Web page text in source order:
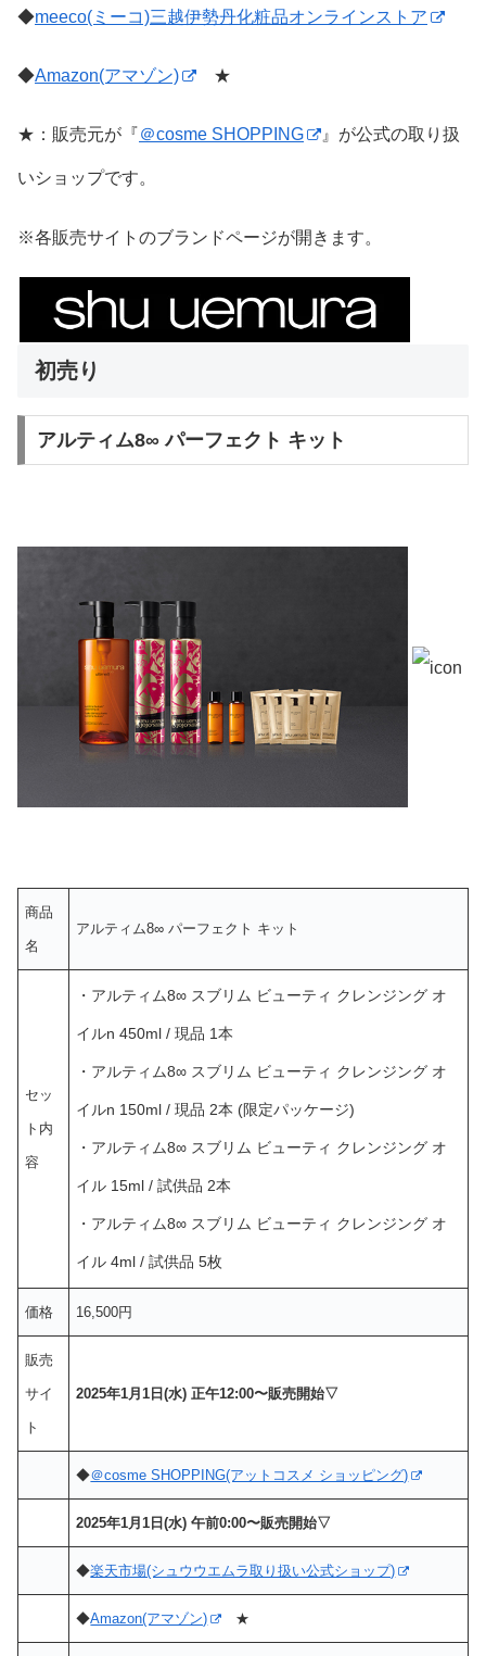
◆meeco(ミーコ)三越伊勢丹化粧品オンラインストア
◆Amazon(アマゾン) ★
★：販売元が『＠cosme SHOPPING 』が公式の取り扱
いショップです。
※各販売サイトのブランドページが開きます。
初売り
アルティム8∞ パーフェクト キット
商品
名
アルティム8∞ パーフェクト キット
セッ
ト内
容
・アルティム8∞ スブリム ビューティ クレンジング オ
イルn 450ml / 現品 1本
・アルティム8∞ スブリム ビューティ クレンジング オ
イルn 150ml / 現品 2本 (限定パッケージ)
・アルティム8∞ スブリム ビューティ クレンジング オ
イル 15ml / 試供品 2本
・アルティム8∞ スブリム ビューティ クレンジング オ
イル 4ml / 試供品 5枚
価格 16,500円
販売
サイ
ト
2025年1月1日(水) 正午12:00〜販売開始▽
◆＠cosme SHOPPING(アットコスメ ショッピング)
2025年1月1日(水) 午前0:00〜販売開始▽
◆楽天市場(シュウウエムラ取り扱い公式ショップ)
◆Amazon(アマゾン) ★